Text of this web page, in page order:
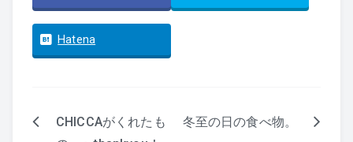
Hatena
CHICCAがくれたも
冬至の日の食べ物。